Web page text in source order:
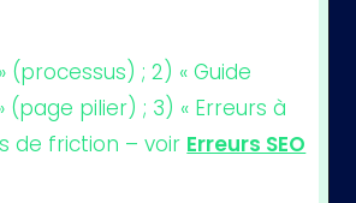
(processus) ; 2) « Guide
pilier) ; 3) « Erreurs à
de friction – voir Erreurs SEO